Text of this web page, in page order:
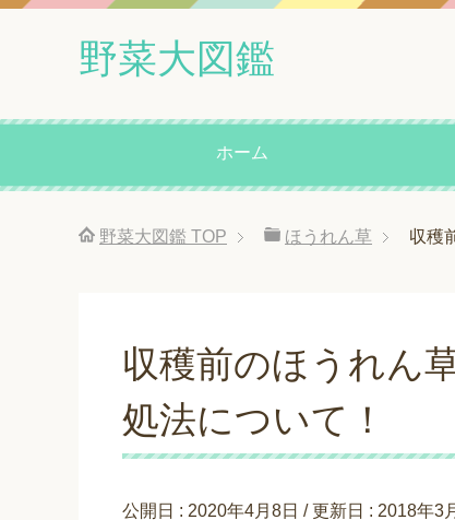
野菜大図鑑
ホーム
野菜大図鑑 TOP ほうれん草 収穫
収穫前のほうれん
処法について！
公開日 : 2020年4月8日 / 更新日 : 2018年3